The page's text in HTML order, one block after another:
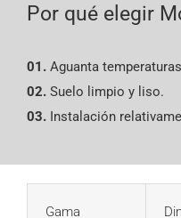
Por qué elegir
01.Aguanta
02.Suelo limpio y liso.
03.Instalación
Gama